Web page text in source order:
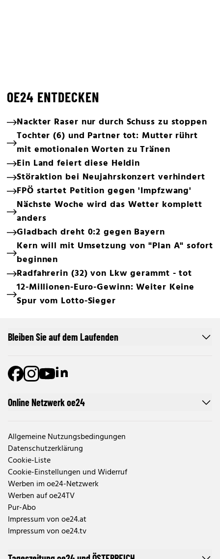
OE24 ENTDECKEN
Nackter Raser nur durch Schuss zu stoppen
Tochter (6) und Partner tot: Mutter rührt
mit emotionalen Worten zu Tränen
Ein Land feiert diese Heldin
Störaktion bei Neujahrskonzert verhindert
FPÖ startet Petition gegen 'Impfzwang'
Nächste Woche wird das Wetter komplett
anders
Gladbach dreht 0:2 gegen Bayern
Kern will mit Umsetzung von "Plan A" sofort
beginnen
Radfahrerin (32) von Lkw gerammt - tot
12-Millionen-Euro-Gewinn: Weiter Keine
Spur vom Lotto-Sieger
Online Netzwerk oe24
Allgemeine Nutzungsbedingungen
Datenschutzerklärung
Cookie-Liste
Cookie-Einstellungen und Widerruf
Werben im oe24-Netzwerk
Werben auf oe24TV
Pur-Abo
Impressum von oe24.at
Impressum von oe24.tv
Bleiben Sie auf dem Laufenden